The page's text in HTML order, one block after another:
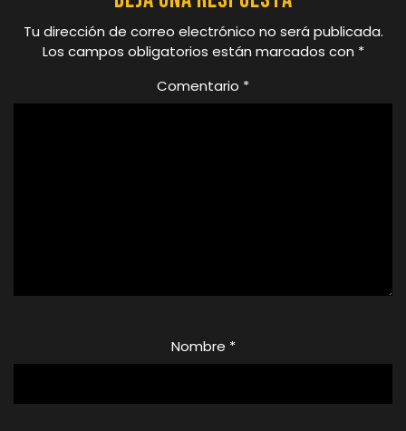
Tu dirección de correo electrónico no será publicada.
Los campos obligatorios están marcados con *
Comentario *
Nombre *